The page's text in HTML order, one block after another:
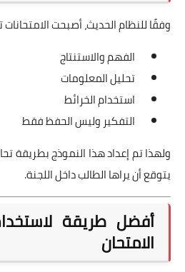
وفقًا للنظام الحديث، أصبحت
الفهم والاستنتاج
تحليل المعلومات
استخدام الخرائط
التفكير وليس الحفظ فقط
ولهذا تم إعداد هذا النموذج بطريقة
يتوقع أن يراها الطالب داخل اللجنة.
أفضل طريقة
الامتحان